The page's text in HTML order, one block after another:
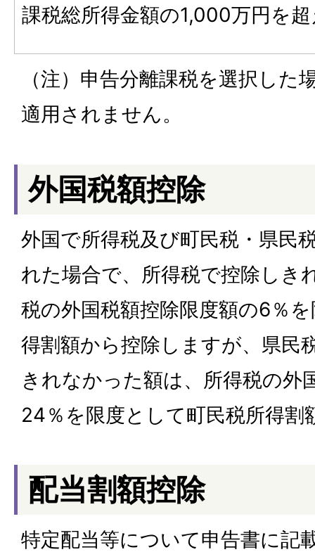
課税総所得金額の1,000万円を
（注）申告分離課税を選択した
適用されません。
外国税額控除
外国で所得税及び町民税・県民
れた場合で、所得税で控除しき
税の外国税額控除限度額の6％
得割額から控除しますが、県民
きれなかった額は、所得税の外
24％を限度として町民税所得割
配当割額控除
特定配当等について申告書に記